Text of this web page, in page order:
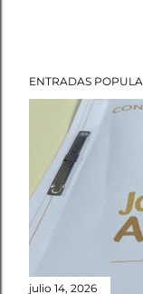
ENTRADAS
julio 14, 2026